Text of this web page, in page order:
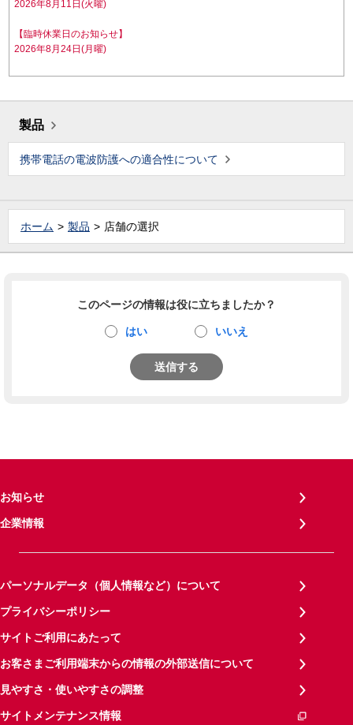
2026年8月11日(火曜)
【臨時休業日のお知らせ】
2026年8月24日(月曜)
製品
携帯電話の電波防護への適合性について
ホーム 製品 店舗の選択
このページの情報は役に立ちましたか？
はい いいえ
送信する
お知らせ
企業情報
パーソナルデータ（個人情報など）について
プライバシーポリシー
サイトご利用にあたって
お客さまご利用端末からの情報の外部送信について
見やすさ・使いやすさの調整
サイトメンテナンス情報